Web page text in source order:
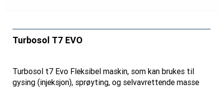
Turbosol T7 EVO
Turbosol t7 Evo Fleksibel maskin, som kan brukes til
gysing (injeksjon), sprøyting, og selvavrettende masse